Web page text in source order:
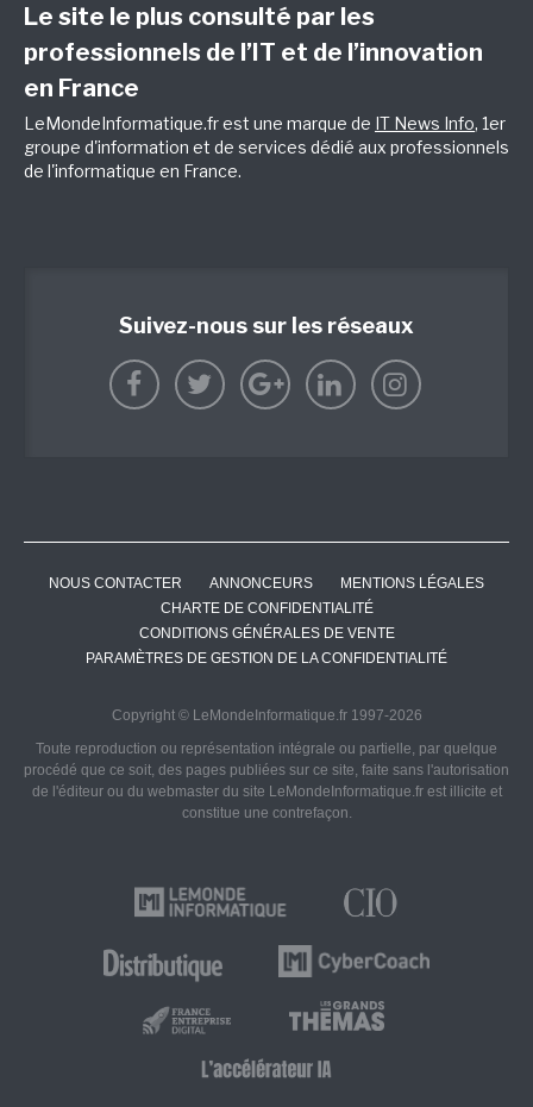
Le site le plus consulté par les
professionnels de l’IT et de l’innovation
en France
LeMondeInformatique.fr est une marque de IT News Info, 1er
groupe d'information et de services dédié aux professionnels
de l'informatique en France.
Suivez-nous sur les réseaux
NOUS CONTACTER ANNONCEURS
MENTIONS LÉGALES
CHARTE DE CONFIDENTIALITÉ
CONDITIONS GÉNÉRALES DE VENTE
PARAMÈTRES DE GESTION DE LA CONFIDENTIALITÉ
Copyright © LeMondeInformatique.fr 1997-2026
Toute reproduction ou représentation intégrale ou partielle, par quelque
procédé que ce soit, des pages publiées sur ce site, faite sans l'autorisation
de l'éditeur ou du webmaster du site LeMondeInformatique.fr est illicite et
constitue une contrefaçon.